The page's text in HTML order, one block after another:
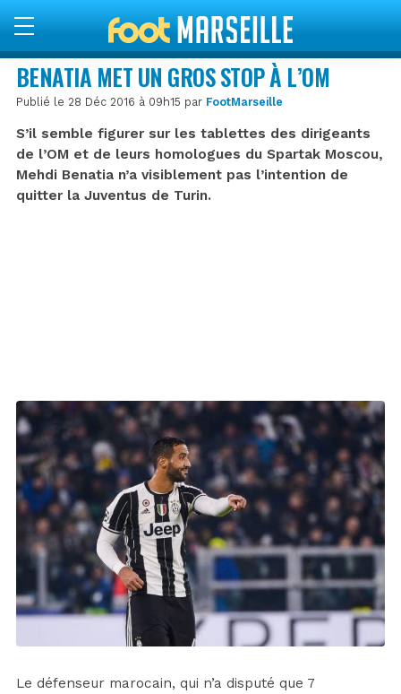
BENATIA MET UN GROS STOP À L’OM
Publié le 28 Déc 2016 à 09h15 par FootMarseille
S’il semble figurer sur les tablettes des dirigeants
de l’OM et de leurs homologues du Spartak Moscou,
Mehdi Benatia n’a visiblement pas l’intention de
quitter la Juventus de Turin.
Le défenseur marocain, qui n’a disputé que 7